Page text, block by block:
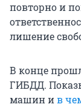
повторно и
лишение
В конце
ГИБДД.
машин ив